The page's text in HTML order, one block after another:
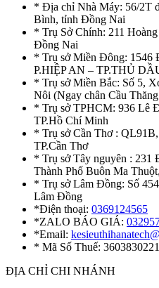
* Địa chỉ Nhà Máy: 56/2T
Bình, tỉnh Đồng Nai
* Trụ Sở Chính: 211
Đồng Nai
* Trụ sở Miền Đông:
P.HIỆP AN – TP.THỦ
* Trụ sở Miền Bắc: Số 5,
Nôi (Ngay chân Cầu
* Trụ sở TPHCM: 936 Lê
TP.Hồ Chí Minh
* Trụ sở Cần Thơ :
TP.Cần Thơ
* Trụ sở Tây nguyên : 231
Thành Phố Buôn Ma
* Trụ sở Lâm Đồng: Số
Lâm Đồng
*Điện thoại: 0369124565
*ZALO BÁO GIÁ:
*Email:
* Mã Số Thuế: 3603830221
ĐỊA CHỈ CHI NHÁNH